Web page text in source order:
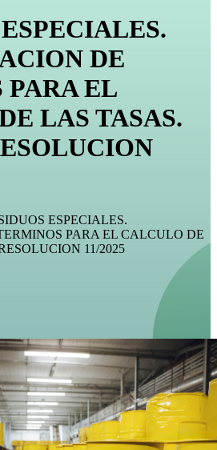
DE
EL
LAS TASAS.
ESPECIALES.
PARA EL CALCULO DE
11/2025